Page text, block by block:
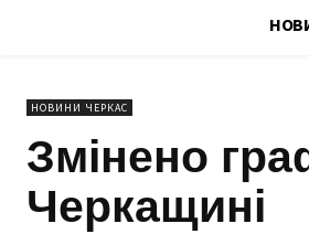
НОВИНИ ЧЕРКАС
Змінено
Черкащині